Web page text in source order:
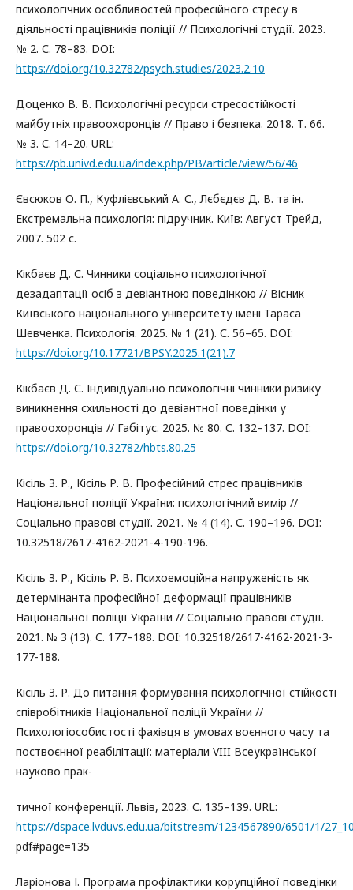
психологічних особливостей професійного стресу в
діяльності працівників поліції // Психологічні студії. 2023.
№ 2. С. 78–83. DOI:
https://doi.org/10.32782/psych.studies/2023.2.10
Доценко В. В. Психологічні ресурси стресостійкості
майбутніх правоохоронців // Право і безпека. 2018. Т. 66.
№ 3. С. 14–20. URL:
https://pb.univd.edu.ua/index.php/PB/article/view/56/46
Євсюков О. П., Куфлієвський А. С., Лєбєдєв Д. В. та ін.
Екстремальна психологія: підручник. Київ: Август Трейд,
2007. 502 с.
Кікбаєв Д. С. Чинники соціально психологічної
дезадаптації осіб з девіантною поведінкою // Вісник
Київського національного університету імені Тараса
Шевченка. Психологія. 2025. № 1 (21). С. 56–65. DOI:
https://doi.org/10.17721/BPSY.2025.1(21).7
Кікбаєв Д. С. Індивідуально психологічні чинники ризику
виникнення схильності до девіантної поведінки у
правоохоронців // Габітус. 2025. № 80. С. 132–137. DOI:
https://doi.org/10.32782/hbts.80.25
Кісіль З. Р., Кісіль Р. В. Професійний стрес працівників
Національної поліції України: психологічний вимір //
Соціально правові студії. 2021. № 4 (14). С. 190–196. DOI:
10.32518/2617-4162-2021-4-190-196.
Кісіль З. Р., Кісіль Р. В. Психоемоційна напруженість як
детермінанта професійної деформації працівників
Національної поліції України // Соціально правові студії.
2021. № 3 (13). С. 177–188. DOI: 10.32518/2617-4162-2021-3-
177-188.
Кісіль З. Р. До питання формування психологічної стійкості
співробітників Національної поліції України //
Психологіособистості фахівця в умовах воєнного часу та
поствоєнної реабілітації: матеріали VIII Всеукраїнської
науково прак-
тичної конференції. Львів, 2023. С. 135–139. URL:
https://dspace.lvduvs.edu.ua/bitstream/1234567890/6501/1/
pdf#page=135
Ларіонова І. Програма профілактики корупційної поведінки